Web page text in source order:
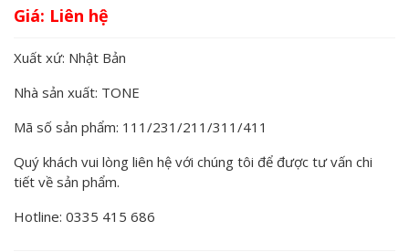
Giá:
Xuất xứ: Nhật Bản
Nhà sản xuất: TONE
Mã số sản phẩm: 111/231/211/311/411
Quý khách vui lòng liên hệ với chúng tôi để được tư vấn chi
tiết về sản phẩm.
Hotline: 0335 415 686